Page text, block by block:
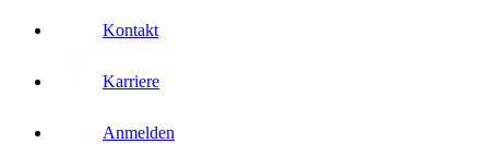
Kontakt
Karriere
Anmelden